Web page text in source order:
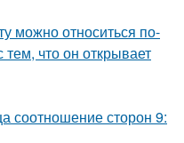
можно относиться по-
тем, что он открывает
соотношение сторон 9: